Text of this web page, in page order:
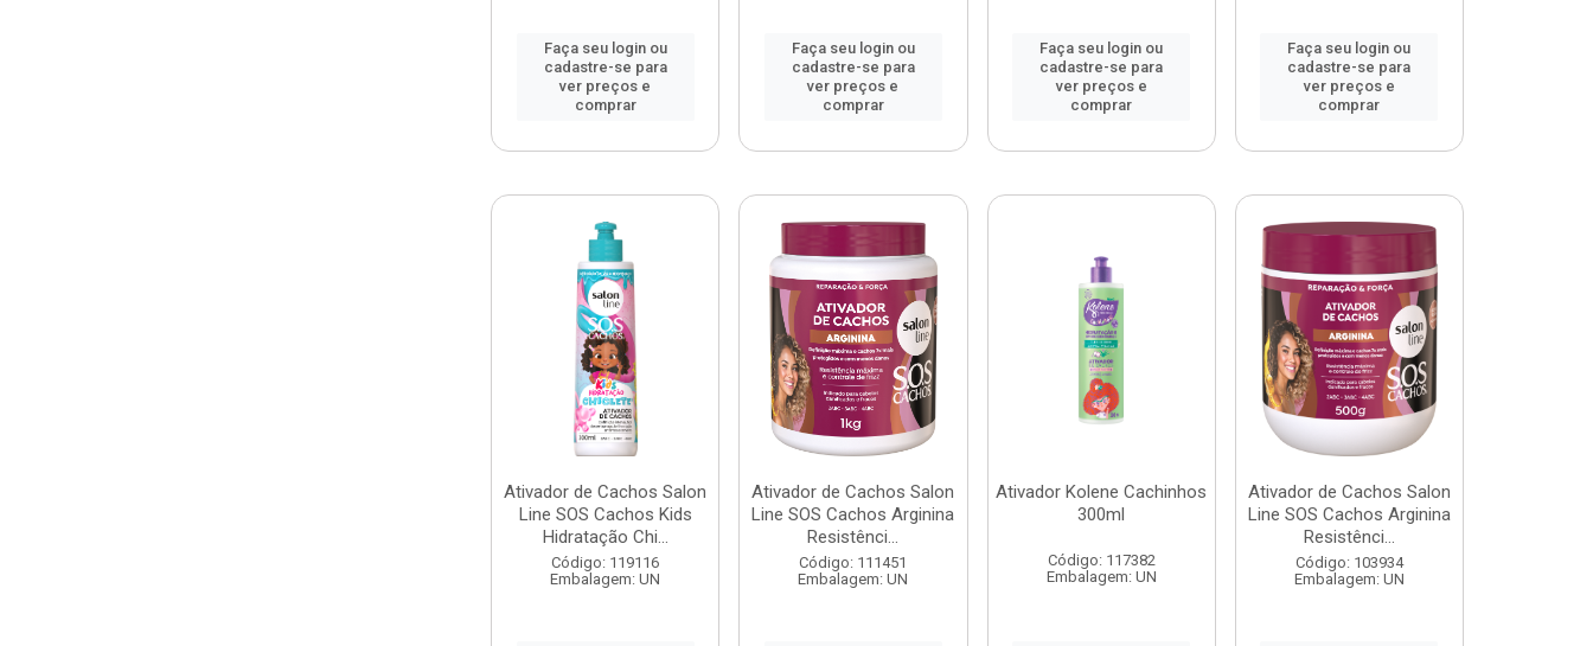
Faça seu login ou
cadastre-se para
ver preços e
comprar
Faça seu login ou
cadastre-se para
ver preços e
comprar
Faça seu login ou
cadastre-se para
ver preços e
comprar
Faça seu login ou
cadastre-se para
ver preços e
comprar
Ativador de Cachos Salon
Line SOS Cachos Kids
Hidratação Chi...
Código: 119116
Embalagem: UN
Ativador de Cachos Salon
Line SOS Cachos Arginina
Resistênci...
Código: 111451
Embalagem: UN
Ativador Kolene Cachinhos
300ml
Código: 117382
Embalagem: UN
Ativador de Cachos Salon
Line SOS Cachos Arginina
Resistênci...
Código: 103934
Embalagem: UN